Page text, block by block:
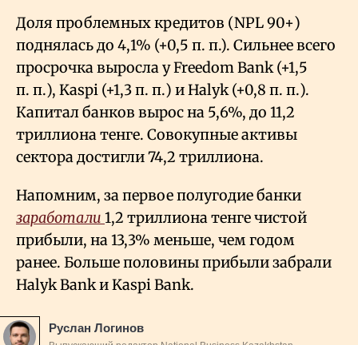
Доля проблемных кредитов (NPL 90+)
поднялась до 4,1% (+0,5 п. п.). Сильнее всего
просрочка выросла у Freedom Bank (+1,5
п. п.), Kaspi (+1,3 п. п.) и Halyk (+0,8 п. п.).
Капитал банков вырос на 5,6%, до 11,2
триллиона тенге. Совокупные активы
сектора достигли 74,2 триллиона.
Напомним, за первое полугодие банки
заработали 1,2 триллиона тенге чистой
прибыли, на 13,3% меньше, чем годом
ранее. Больше половины прибыли забрали
Halyk Bank и Kaspi Bank.
Руслан Логинов